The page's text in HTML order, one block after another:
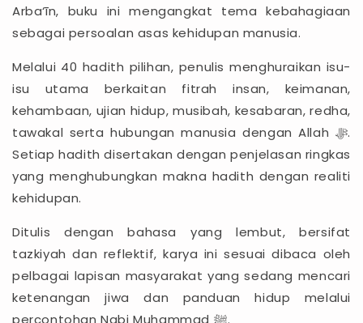
Arba‘īn, buku ini mengangkat tema kebahagiaan
sebagai persoalan asas kehidupan manusia.
Melalui 40 hadith pilihan, penulis menghuraikan isu-
isu utama berkaitan fitrah insan, keimanan,
kehambaan, ujian hidup, musibah, kesabaran, redha,
tawakal serta hubungan manusia dengan Allah ﷻ.
Setiap hadith disertakan dengan penjelasan ringkas
yang menghubungkan makna hadith dengan realiti
kehidupan.
Ditulis dengan bahasa yang lembut, bersifat
tazkiyah dan reflektif, karya ini sesuai dibaca oleh
pelbagai lapisan masyarakat yang sedang mencari
ketenangan jiwa dan panduan hidup melalui
percontohan Nabi Muhammad ﷺ.